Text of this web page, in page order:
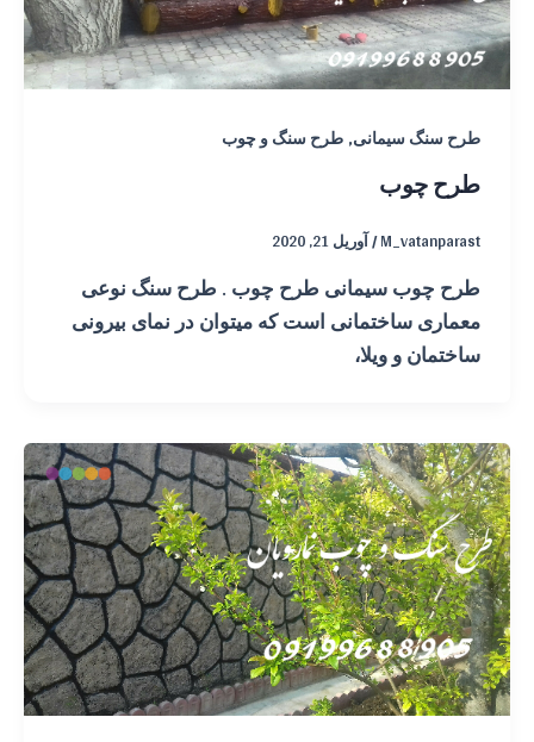
طرح سنگ سیمانی,طرح سنگ و چوب
طرح چوب
M_vatanparast
/آوریل 21, 2020
طرح چوب سیمانی طرح چوب . طرح سنگ نوعی
معماری ساختمانی است که میتوان در نمای بیرونی
ساختمان و ویلا،